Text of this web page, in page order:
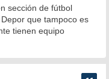
sección de fútbol
que tampoco es
tienen equipo